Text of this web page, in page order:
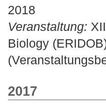
2018
Veranstaltung:
Biology
2017